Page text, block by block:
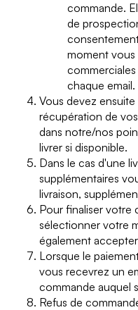
commande.
de
moment vous
chaque email.
Vous devez
récupération de
dans notre/nos
livrer si disponible.
Dans le cas d'une
supplémentaires
livraison,
Pour finaliser votre
sélectionner votre
également
Lorsque le
vous recevrez un
commande auquel
Refus de